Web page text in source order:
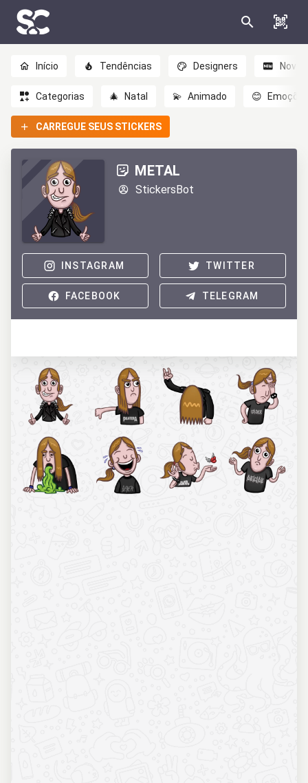
Início Tendências Designers Novo
Categorias 🎄 Natal 💫 Animado 😊
CARREGUE SEUS STICKERS
METAL
StickersBot
INSTAGRAM TWITTER
FACEBOOK TELEGRAM